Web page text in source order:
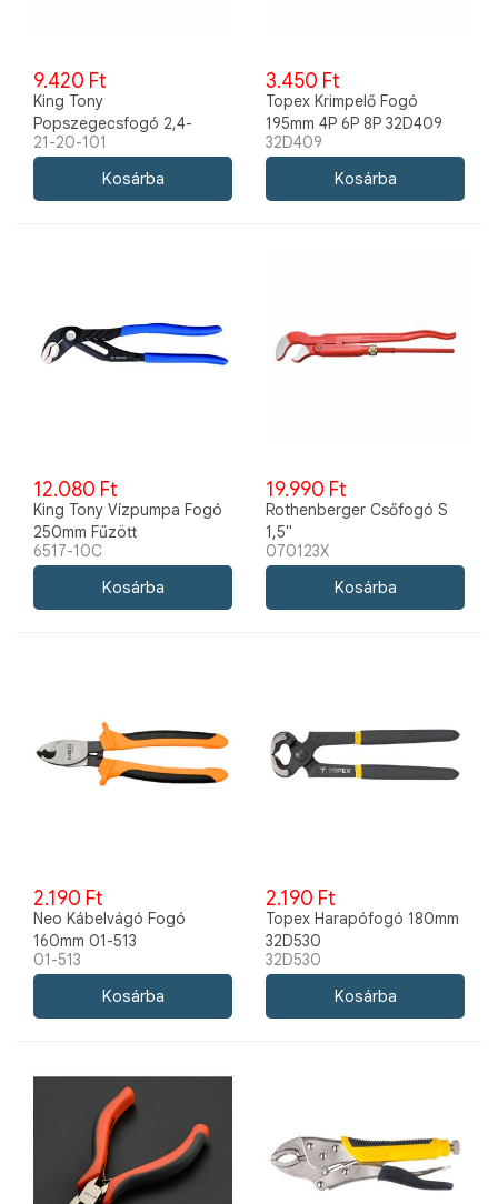
9.420 Ft
King Tony
Popszegecsfogó 2,4-
4,8mm 21-20-101
21-20-101
3.450 Ft
Topex Krimpelő Fogó
195mm 4P 6P 8P 32D409
32D409
12.080 Ft
King Tony Vízpumpa Fogó
250mm Fűzött
Gyorskioldós 6517-10C
6517-10C
19.990 Ft
Rothenberger Csőfogó S
1,5"
070123X
2.190 Ft
Neo Kábelvágó Fogó
160mm 01-513
01-513
2.190 Ft
Topex Harapófogó 180mm
32D530
32D530